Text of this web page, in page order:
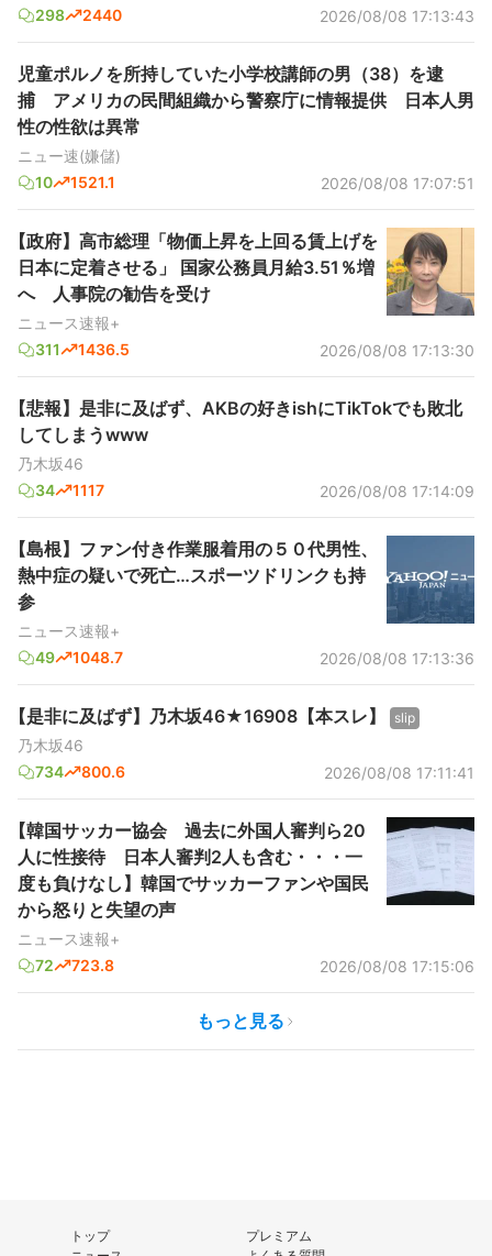
298
2440 2026/08/08 17:13:43
児童ポルノを所持していた小学校講師の男（38）を逮
捕 アメリカの民間組織から警察庁に情報提供 日本人男
性の性欲は異常
ニュー速(嫌儲)
10
1521.1 2026/08/08 17:07:51
【政府】高市総理「物価上昇を上回る賃上げを
日本に定着させる」 国家公務員月給3.51％増
へ 人事院の勧告を受け
ニュース速報+
311
1436.5 2026/08/08 17:13:30
【悲報】是非に及ばず、AKBの好きishにTikTokでも敗北
してしまうwww
乃木坂46
34
1117 2026/08/08 17:14:09
【島根】ファン付き作業服着用の５０代男性、
熱中症の疑いで死亡…スポーツドリンクも持
参
ニュース速報+
49
1048.7 2026/08/08 17:13:36
【是非に及ばず】乃木坂46★16908【本スレ】 slip
乃木坂46
734
800.6 2026/08/08 17:11:41
【韓国サッカー協会 過去に外国人審判ら20
人に性接待 日本人審判2人も含む・・・一
度も負けなし】韓国でサッカーファンや国民
から怒りと失望の声
ニュース速報+
72
723.8 2026/08/08 17:15:06
もっと見る
トップ
プレミアム